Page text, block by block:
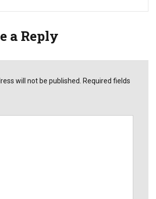
a Reply
will not be published. Required fields